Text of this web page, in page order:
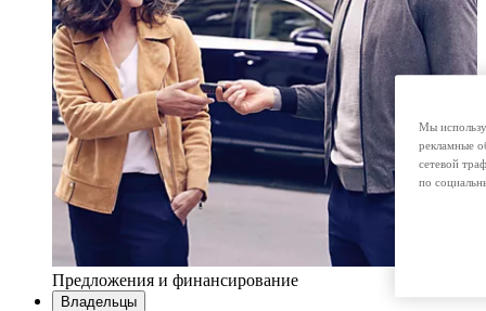
Предложения и финансирование
Владельцы
Мы
рекламные
сетевой
по